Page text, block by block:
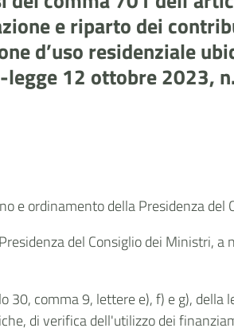
e riparto dei
d’uso residenziale
12 ottobre 2023,
e ordinamento della Presidenza del
del Consiglio dei Ministri, a
comma 9, lettere e), f) e g), della
di verifica dell'utilizzo dei